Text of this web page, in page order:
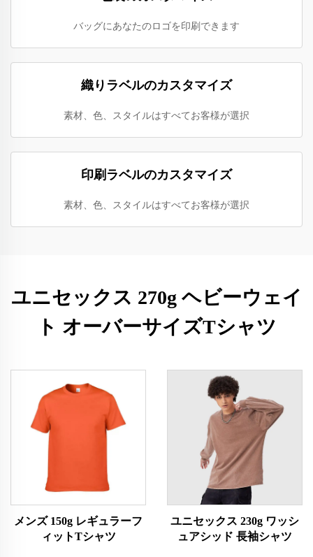
バッグにあなたのロゴを印刷できます
織りラベルのカスタマイズ
素材、色、スタイルはすべてお客様が選択
印刷ラベルのカスタマイズ
素材、色、スタイルはすべてお客様が選択
ユニセックス 270g ヘビーウェイ
ト オーバーサイズTシャツ
メンズ 150g レギュラーフ
ィットTシャツ
ユニセックス 230g ワッシ
ュアシッド 長袖シャツ